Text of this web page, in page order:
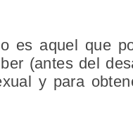
es aquel que
(antes del
y para